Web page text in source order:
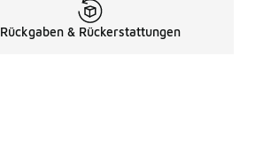
Rückgaben & Rückerstattungen